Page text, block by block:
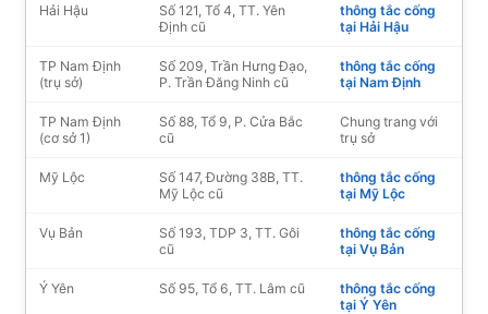
Hải Hậu
Số 121, Tổ 4, TT. Yên
Định cũ
thông tắc cống
tại Hải Hậu
TP Nam Định
(trụ sở)
Số 209, Trần Hưng Đạo,
P. Trần Đăng Ninh cũ
thông tắc cống
tại Nam Định
TP Nam Định
(cơ sở 1)
Số 88, Tổ 9, P. Cửa Bắc
cũ
Chung trang với
trụ sở
Mỹ Lộc
Số 147, Đường 38B, TT.
Mỹ Lộc cũ
thông tắc cống
tại Mỹ Lộc
Vụ Bản
Số 193, TDP 3, TT. Gôi
cũ
thông tắc cống
tại Vụ Bản
Ý Yên Số 95, Tổ 6, TT. Lâm cũ
thông tắc cống
tại Ý Yên